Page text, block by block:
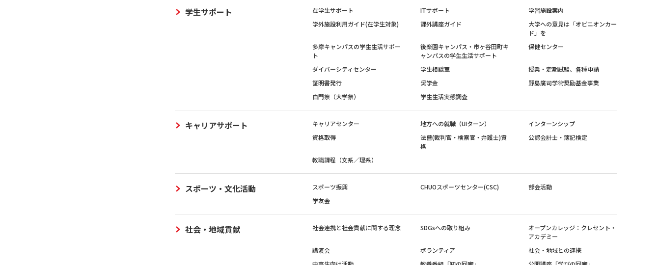
学生サポート 在学生サポート ITサポート
学習施設案内
学外施設利用ガイド(在学生対象)
課外講座ガイド
大学への意見は「オピニオンカー
ド」を
多摩キャンパスの学生生活サポー
ト
後楽園キャンパス・市ヶ谷田町キ
ャンパスの学生生活サポート
保健センター
ダイバーシティセンター 学生相談室
授業・定期試験、各種申請
証明書発行
奨学金
野島廣司学術奨励基金事業
白門祭（大学祭）
学生生活実態調査
キャリアサポート キャリアセンター 地方への就職（UIターン）
インターンシップ
資格取得
法曹(裁判官・検察官・弁護士)資
格
公認会計士・簿記検定
教職課程（文系／理系）
スポーツ・文化活動 スポーツ振興 CHUOスポーツセンター(CSC)
部会活動
学友会
社会・地域貢献 社会連携と社会貢献に関する理念 SDGsへの取り組み
オープンカレッジ：クレセント・
アカデミー
講演会
ボランティア
社会・地域との連携